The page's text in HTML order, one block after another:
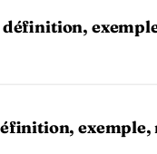
exemple,